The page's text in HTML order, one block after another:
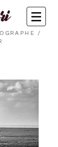
/